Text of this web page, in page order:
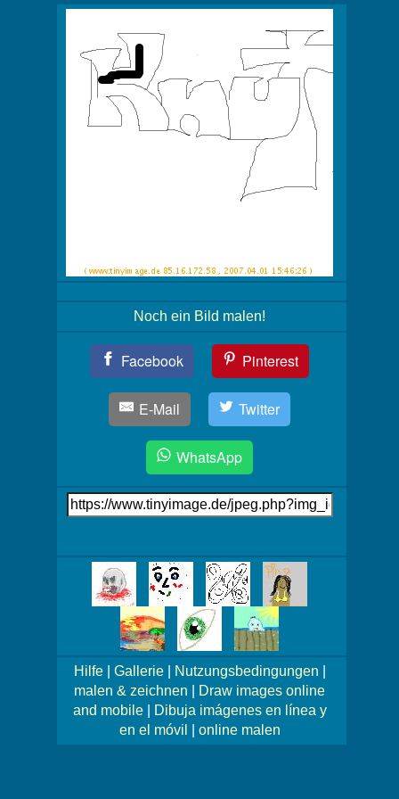
Noch ein Bild malen!
Facebook Pinterest
E-Mail Twitter
WhatsApp
Link
auf's
Bilder!
Hilfe| Gallerie| Nutzungsbedingungen
malen & zeichnen
Draw images online
and mobile|
Dibuja imágenes en línea y
en el móvil
online malen